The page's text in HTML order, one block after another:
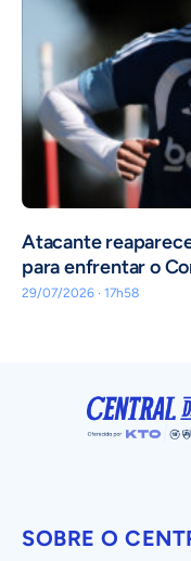
Atacante
para enfrentar o
29/07/2026 · 17h58
SOBRE O